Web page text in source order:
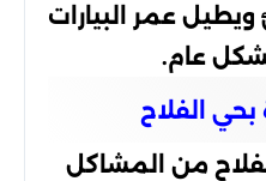
عمر البيارات
عام.
بحي الفلاح
الفلاح من المشاكل